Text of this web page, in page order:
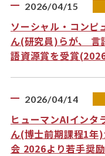
2026/04/15
ソーシャル・コンピ
ん(研究員)らが、 言
語資源賞を受賞
2026/04/14
ヒューマンAIインタ
ん(博士前期課程1年
会 2026より若手奨